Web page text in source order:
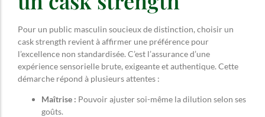
Pour un public masculin soucieux de distinction, choisir un
cask strength revient à affirmer une préférence pour
l’excellence non standardisée. C’est l’assurance d’une
expérience sensorielle brute, exigeante et authentique. Cette
démarche répond à plusieurs attentes :
Maîtrise : Pouvoir ajuster soi-même la dilution selon ses
goûts.